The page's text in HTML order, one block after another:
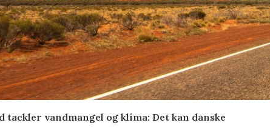
tackler vandmangel og klima: Det kan danske